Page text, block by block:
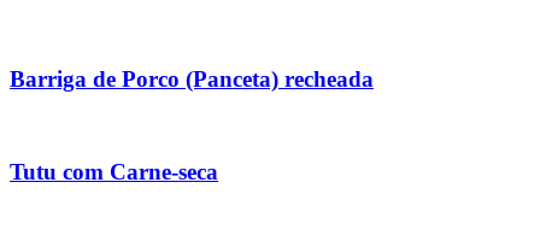
Barriga de Porco (Panceta) recheada
Tutu com Carne-seca